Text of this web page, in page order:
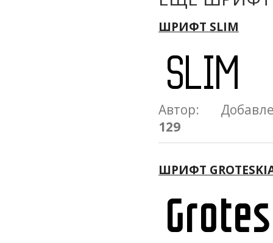
ШРИФТ SLIM
Автор:
129
ШРИФТ